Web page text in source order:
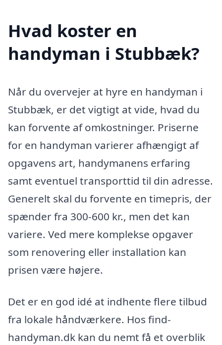
Hvad koster en
handyman i Stubbæk?
Når du overvejer at hyre en handyman i
Stubbæk, er det vigtigt at vide, hvad du
kan forvente af omkostninger. Priserne
for en handyman varierer afhængigt af
opgavens art, handymanens erfaring
samt eventuel transporttid til din adresse.
Generelt skal du forvente en timepris, der
spænder fra 300-600 kr., men det kan
variere. Ved mere komplekse opgaver
som renovering eller installation kan
prisen være højere.
Det er en god idé at indhente flere tilbud
fra lokale håndværkere. Hos find-
handyman.dk kan du nemt få et overblik